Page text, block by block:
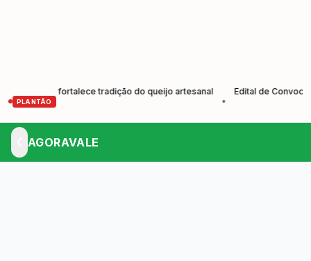
PLANTÃO
e fortalece tradição do queijo artesanal
Edital de Convocação
AGORAVALE